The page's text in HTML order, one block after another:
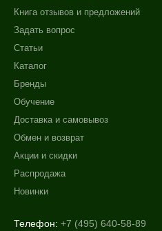
Книга отзывов и предложений
Задать вопрос
Статьи
Каталог
Бренды
Обучение
Доставка и самовывоз
Обмен и возврат
Акции и скидки
Распродажа
Новинки
Телефон: +7 (495) 640-58-89